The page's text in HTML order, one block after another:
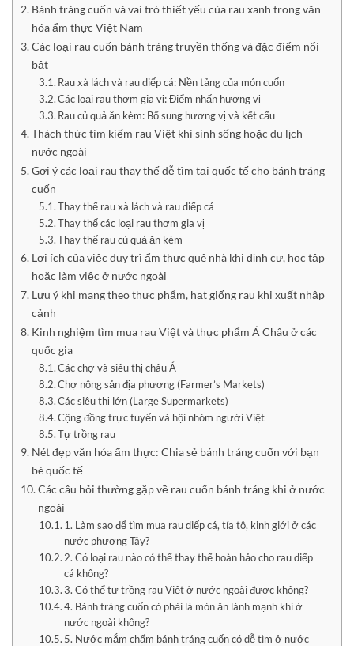
Bánh tráng cuốn và vai trò thiết yếu của rau xanh trong văn
hóa ẩm thực Việt Nam
Các loại rau cuốn bánh tráng truyền thống và đặc điểm nổi
bật
Rau xà lách và rau diếp cá: Nền tảng của món cuốn
Các loại rau thơm gia vị: Điểm nhấn hương vị
Rau củ quả ăn kèm: Bổ sung hương vị và kết cấu
Thách thức tìm kiếm rau Việt khi sinh sống hoặc du lịch
nước ngoài
Gợi ý các loại rau thay thế dễ tìm tại quốc tế cho bánh tráng
cuốn
Thay thế rau xà lách và rau diếp cá
Thay thế các loại rau thơm gia vị
Thay thế rau củ quả ăn kèm
Lợi ích của việc duy trì ẩm thực quê nhà khi định cư, học tập
hoặc làm việc ở nước ngoài
Lưu ý khi mang theo thực phẩm, hạt giống rau khi xuất nhập
cảnh
Kinh nghiệm tìm mua rau Việt và thực phẩm Á Châu ở các
quốc gia
Các chợ và siêu thị châu Á
Chợ nông sản địa phương (Farmer’s Markets)
Các siêu thị lớn (Large Supermarkets)
Cộng đồng trực tuyến và hội nhóm người Việt
Tự trồng rau
Nét đẹp văn hóa ẩm thực: Chia sẻ bánh tráng cuốn với bạn
bè quốc tế
Các câu hỏi thường gặp về rau cuốn bánh tráng khi ở nước
ngoài
1. Làm sao để tìm mua rau diếp cá, tía tô, kinh giới ở các
nước phương Tây?
2. Có loại rau nào có thể thay thế hoàn hảo cho rau diếp
cá không?
3. Có thể tự trồng rau Việt ở nước ngoài được không?
4. Bánh tráng cuốn có phải là món ăn lành mạnh khi ở
nước ngoài không?
5. Nước mắm chấm bánh tráng cuốn có dễ tìm ở nước